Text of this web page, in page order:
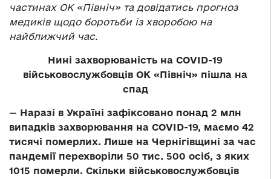
частинах ОК «Північ» та довідатись прогноз
медиків щодо боротьби із хворобою на
найближчий час.
Нині захворюваність на COVІD-19
військовослужбовців ОК «Північ» пішла на
спад
— Наразі в Україні зафіксовано понад 2 млн
випадків захворювання на COVІD-19, маємо 42
тисячі померлих. Лише на Чернігівщині за час
пандемії перехворіли 50 тис. 500 осіб, з яких
1015 померли. Скільки військовослужбовців